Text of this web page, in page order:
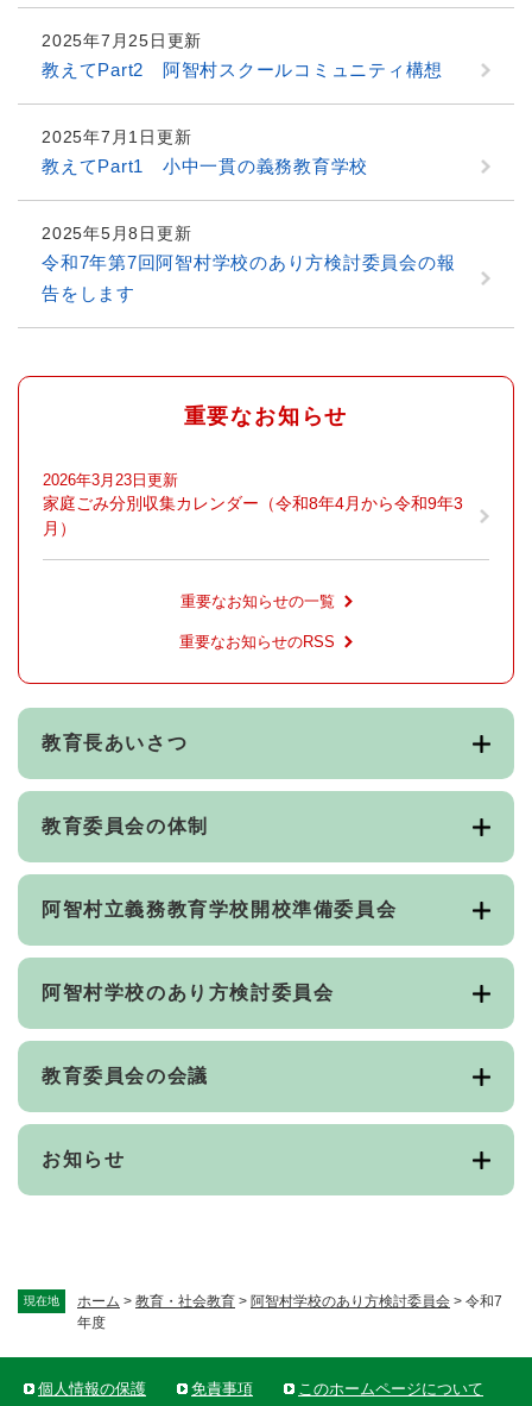
現在地 ホーム > 教育・社会教育 > 阿智村学校のあり方検討委員会 > 令和7
年度
2025年7月25日更新
教えてPart2 阿智村スクールコミュニティ構想
2025年7月1日更新
教えてPart1 小中一貫の義務教育学校
2025年5月8日更新
令和7年第7回阿智村学校のあり方検討委員会の報
告をします
重要なお知らせ
2026年3月23日更新
家庭ごみ分別収集カレンダー（令和8年4月から令和9年3
月）
重要なお知らせの一覧
重要なお知らせのRSS
教育長あいさつ
教育委員会の体制
阿智村立義務教育学校開校準備委員会
阿智村学校のあり方検討委員会
教育委員会の会議
お知らせ
個人情報の保護 免責事項 このホームページについて